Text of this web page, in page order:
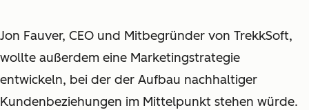
Jon Fauver, CEO und Mitbegründer von TrekkSoft,
wollte außerdem eine Marketingstrategie
entwickeln, bei der der Aufbau nachhaltiger
Kundenbeziehungen im Mittelpunkt stehen würde.